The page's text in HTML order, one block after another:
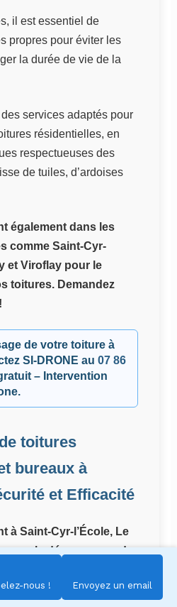
nous !
Envoyez un email
il est essentiel de
propres pour éviter les
la durée de vie de la
services adaptés pour
résidentielles, en
respectueuses des
de tuiles, d’ardoises
également dans les
comme Saint-Cyr-
et Viroflay pour le
toitures. Demandez
de votre toiture à
SI-DRONE au 07 86
– Intervention
toitures
bureaux à
et Efficacité
à Saint-Cyr-l’École, Le
pour le démoussage de